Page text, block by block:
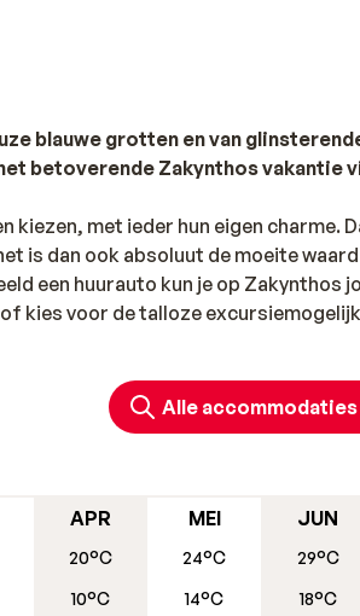
blauwe grotten en van
betoverende Zakynthos vakantie
met ieder hun eigen charme.
is dan ook absoluut de moeite
een huurauto kun je op Zakynthos
kies voor de talloze
van Zakynthos ineens
straten alsof het schip met goud op
Panagiotis dat in slecht weer in de
En dat was niet alles: op het
veel later zelfs het hele
Alle
APR
20°C
10°C
MEI
24°C
14°C
JUN
29°C
18°C